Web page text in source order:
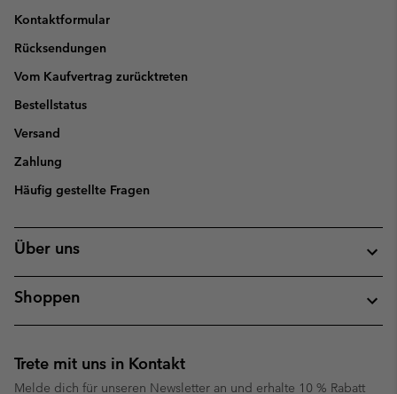
Kontaktformular
Rücksendungen
Vom Kaufvertrag zurücktreten
Bestellstatus
Versand
Zahlung
Häufig gestellte Fragen
Über uns
Shoppen
Trete mit uns in Kontakt
Melde dich für unseren Newsletter an und erhalte 10 % Rabatt